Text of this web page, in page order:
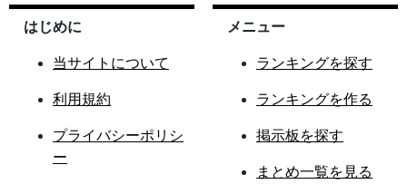
はじめに
当サイトについて
利用規約
プライバシーポリシ
ー
メニュー
ランキングを探す
ランキングを作る
掲示板を探す
まとめ一覧を見る